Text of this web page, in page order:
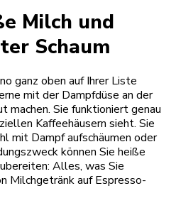
Milch und
Schaum
ganz oben auf Ihrer Liste
mit der Dampfdüse an der
machen. Sie funktioniert genau
Kaffeehäusern sieht. Sie
mit Dampf aufschäumen oder
können Sie heiße
Alles, was Sie
Milchgetränk auf Espresso-